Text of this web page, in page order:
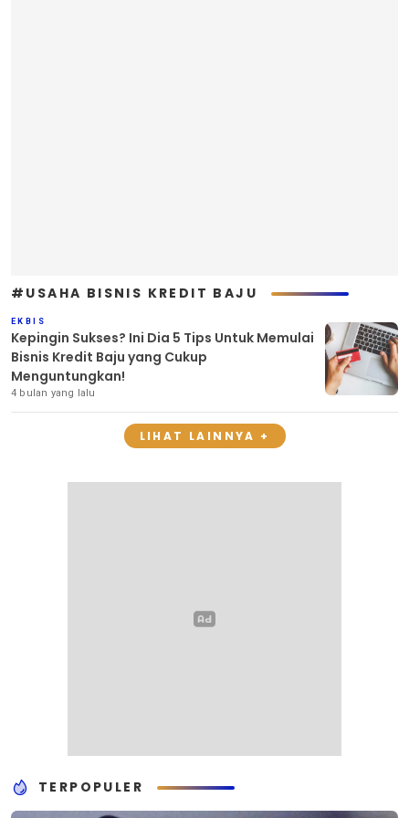
#USAHA BISNIS KREDIT BAJU
EKBIS
Kepingin Sukses? Ini Dia 5 Tips Untuk Memulai
Bisnis Kredit Baju yang Cukup
Menguntungkan!
4 bulan yang lalu
LIHAT LAINNYA +
TERPOPULER